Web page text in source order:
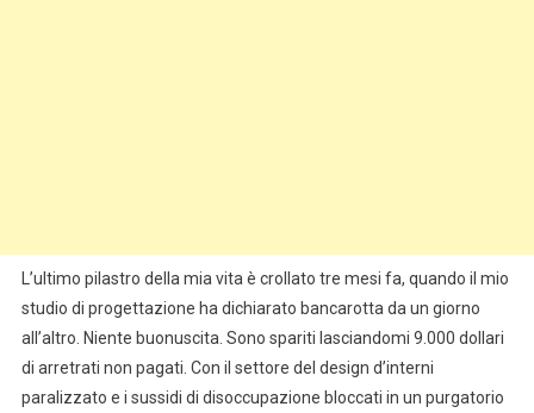
L’ultimo pilastro della mia vita è crollato tre mesi fa, quando il mio
studio di progettazione ha dichiarato bancarotta da un giorno
all’altro. Niente buonuscita. Sono spariti lasciandomi 9.000 dollari
di arretrati non pagati. Con il settore del design d’interni
paralizzato e i sussidi di disoccupazione bloccati in un purgatorio